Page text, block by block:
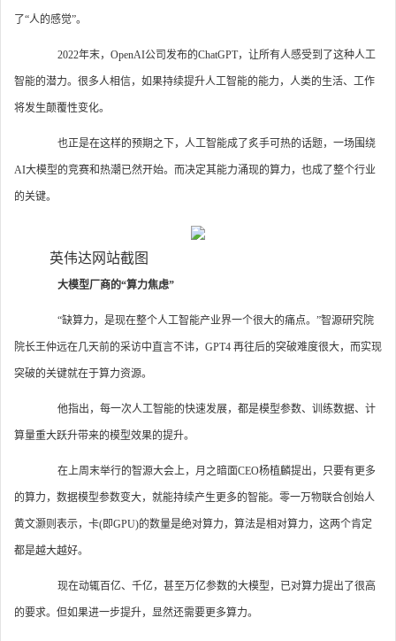
了“人的感觉”。
2022年末，OpenAI公司发布的ChatGPT，让所有人感受到了这种人工
智能的潜力。很多人相信，如果持续提升人工智能的能力，人类的生活、工作
将发生颠覆性变化。
也正是在这样的预期之下，人工智能成了炙手可热的话题，一场围绕
AI大模型的竞赛和热潮已然开始。而决定其能力涌现的算力，也成了整个行业
的关键。
英伟达网站截图
大模型厂商的“算力焦虑”
“缺算力，是现在整个人工智能产业界一个很大的痛点。”智源研究院
院长王仲远在几天前的采访中直言不讳，GPT4 再往后的突破难度很大，而实现
突破的关键就在于算力资源。
他指出，每一次人工智能的快速发展，都是模型参数、训练数据、计
算量重大跃升带来的模型效果的提升。
在上周末举行的智源大会上，月之暗面CEO杨植麟提出，只要有更多
的算力，数据模型参数变大，就能持续产生更多的智能。零一万物联合创始人
黄文灏则表示，卡(即GPU)的数量是绝对算力，算法是相对算力，这两个肯定
都是越大越好。
现在动辄百亿、千亿，甚至万亿参数的大模型，已对算力提出了很高
的要求。但如果进一步提升，显然还需要更多算力。